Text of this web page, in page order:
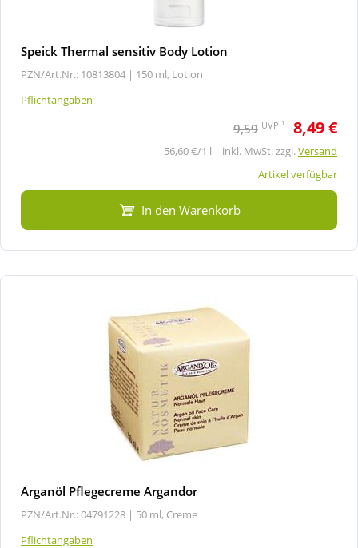
Speick Thermal sensitiv Body Lotion
PZN/Art.Nr.: 10813804 | 150 ml, Lotion
Pflichtangaben
9,59 UVP 1 8,49 €
56,60 €/1 l | inkl. MwSt. zzgl.Versand
Artikel verfügbar
In den Warenkorb
Arganöl Pflegecreme Argandor
PZN/Art.Nr.: 04791228 | 50 ml, Creme
Pflichtangaben